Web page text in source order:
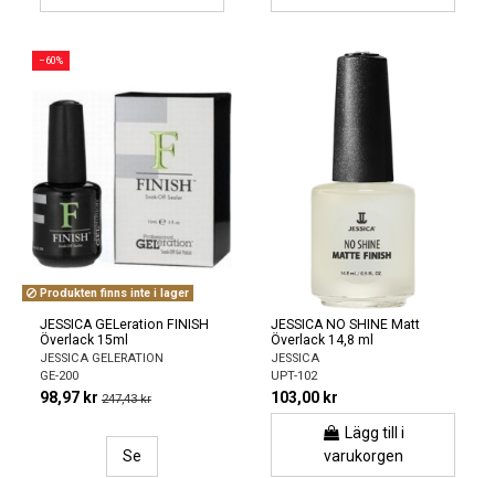
−60%
Produkten finns inte i lager
JESSICA GELeration FINISH
Överlack 15ml
JESSICA GELERATION
GE-200
98,97 kr 247,43 kr
Se
JESSICA NO SHINE Matt
Överlack 14,8 ml
JESSICA
UPT-102
103,00 kr
Lägg till i
varukorgen